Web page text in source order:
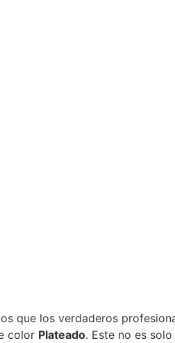
que los verdaderos
color Plateado. Este no es